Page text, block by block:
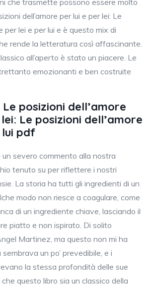
che trasmette possono essere molto
dell’amore per lui e per lei: Le
per lei e per lui e è questo mix di
rende la letteratura così affascinante.
all’aperto è stato un piacere. Le
emozionanti e ben costruite
posizioni dell’amore
Le posizioni dell’amore
pdf
severo commento alla nostra
tenuto su per riflettere i nostri
La storia ha tutti gli ingredienti di un
modo non riesce a coagulare, come
di un ingrediente chiave, lasciando il
piatto e non ispirato. Di solito
Martinez, ma questo non mi ha
un po’ prevedibile, e i
la stessa profondità delle sue
questo libro sia un classico della